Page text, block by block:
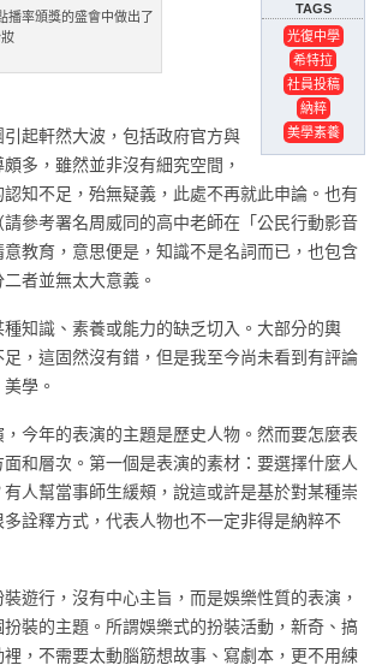
TAGS
光復中學
希特拉
社員投稿
納粹
美學素養
播率頒獎的盛會中做出了
起軒然大波，包括政府官方與
多，雖然並非沒有細究空間，
知不足， 殆無疑義，此處不再就此申論。也有
參考署名周威同的高中老師在「公民行動影音
教育，意思便是，知識不是名詞而已，也包含
者並無太大意義。
知識、素養或能力的缺乏切入。大部分的輿
，這固然沒有錯，但是我至今尚未看到有評論
學。
今年的表演的主題是歷史人物。然而要怎麼表
和層次。第一個是表演的素材：要選擇什麼人
人幫當事師生緩頰，說這或許是基於對某種崇
詮釋方式，代表人物也不一定非得是納粹不
遊行，沒有中心主旨，而是娛樂性質的表演，
裝的主題。所謂娛樂式的扮裝活動，新奇、搞
，不需要太動腦筋想故事、寫劇本，更不用練